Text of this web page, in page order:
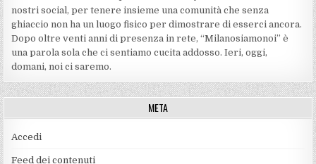
nostri social, per tenere insieme una comunità che senza
ghiaccio non ha un luogo fisico per dimostrare di esserci ancora.
Dopo oltre venti anni di presenza in rete, “Milanosiamonoi” è
una parola sola che ci sentiamo cucita addosso. Ieri, oggi,
domani, noi ci saremo.
META
Accedi
Feed dei contenuti